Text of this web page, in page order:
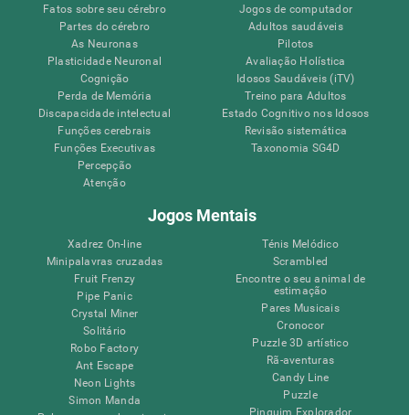
Fatos sobre seu cérebro
Partes do cérebro
As Neuronas
Plasticidade Neuronal
Cognição
Perda de Memória
Discapacidade intelectual
Funções cerebrais
Funções Executivas
Percepção
Atenção
Jogos de computador
Adultos saudáveis
Pilotos
Avaliação Holística
Idosos Saudáveis (iTV)
Treino para Adultos
Estado Cognitivo nos Idosos
Revisão sistemática
Taxonomia SG4D
Jogos Mentais
Xadrez On-line
Minipalavras cruzadas
Fruit Frenzy
Pipe Panic
Crystal Miner
Solitário
Robo Factory
Ant Escape
Neon Lights
Simon Manda
Ténis Melódico
Scrambled
Encontre o seu animal de
estimação
Pares Musicais
Cronocor
Puzzle 3D artístico
Rã-aventuras
Candy Line
Puzzle
Pinguim Explorador